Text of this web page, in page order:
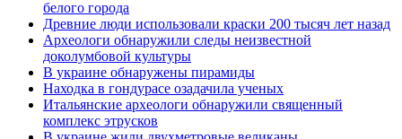
белого города
Древние люди использовали краски 200 тысяч лет назад
Археологи обнаружили следы неизвестной
доколумбовой культуры
В украине обнаружены пирамиды
Находка в гондурасе озадачила ученых
Итальянские археологи обнаружили священный
комплекс этрусков